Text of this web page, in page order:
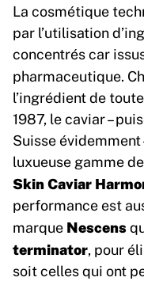
La cosmétique
par l’utilisation
concentrés car
pharmaceutique.
l’ingrédient de
1987, le caviar –
Suisse
luxueuse gamme
Skin Caviar
performance est
marque Nescens
terminator, pour
soit celles qui ont